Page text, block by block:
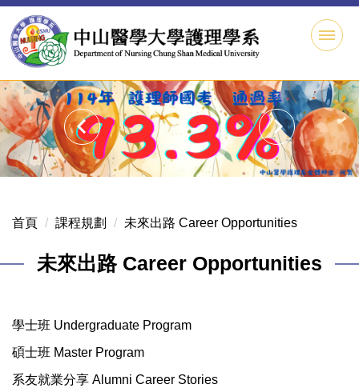
到
主
內
容
區
首頁 課程規劃 未來出路 Career Opportunities
未來出路 Career Opportunities
學士班 Undergraduate Program
碩士班 Master Program
系友就業分享 Alumni Career Stories